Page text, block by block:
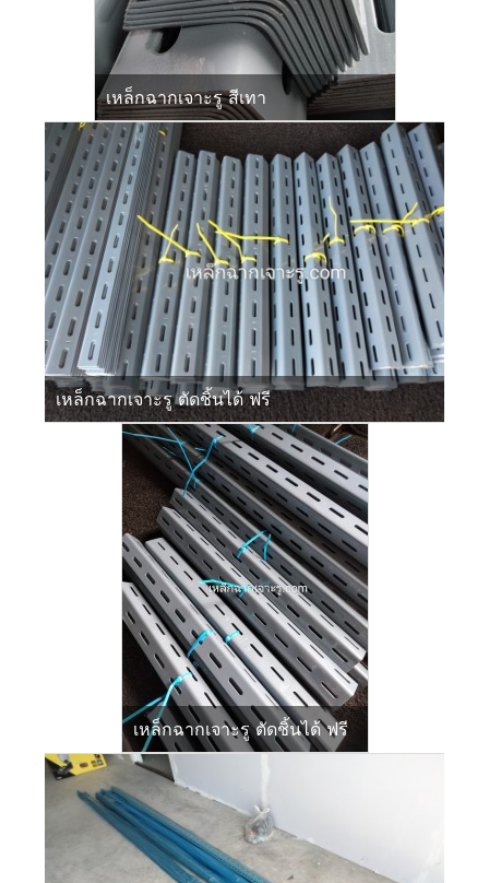
เหล็กฉากเจาะรู สีเทา
เหล็กฉากเจาะรู ตัดชิ้นได้ ฟรี
เหล็กฉากเจาะรู ตัดชิ้นได้ ฟรี